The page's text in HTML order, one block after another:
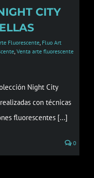
CITY
Fluorescente, Fluo Art
, Venta arte fluorescente
Night City
con técnicas
fluorescentes [...]
0